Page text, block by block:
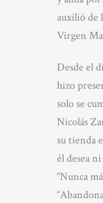
auxilió de
Virgen
Desde el
hizo
solo se
Nicolás
su tienda
él desea
“Nunca